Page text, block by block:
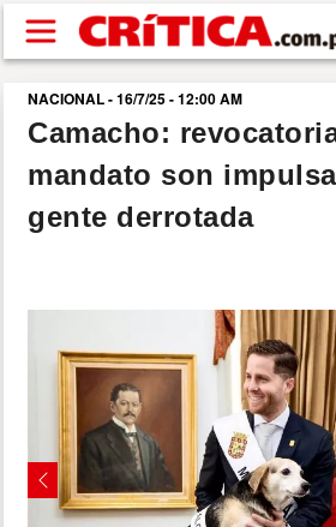
Pasar al contenido principal
buscar
SUCESOS
POLÍTICA
SHOW
DEPORTES
MUNDO
NACIONAL - 16/7/25 - 12:00 AM
Camacho:
mandato son
gente derrotada
Previous